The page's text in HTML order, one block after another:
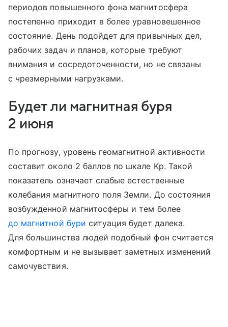
периодов повышенного фона магнитосфера
постепенно приходит в более уравновешенное
состояние. День подойдет для привычных дел,
рабочих задач и планов, которые требуют
внимания и сосредоточенности, но не связаны
с чрезмерными нагрузками.
Будет ли магнитная буря
2 июня
По прогнозу, уровень геомагнитной активности
составит около 2 баллов по шкале Kp. Такой
показатель означает слабые естественные
колебания магнитного поля Земли. До состояния
возбужденной магнитосферы и тем более
до магнитной бури ситуация будет далека.
Для большинства людей подобный фон считается
комфортным и не вызывает заметных изменений
самочувствия.